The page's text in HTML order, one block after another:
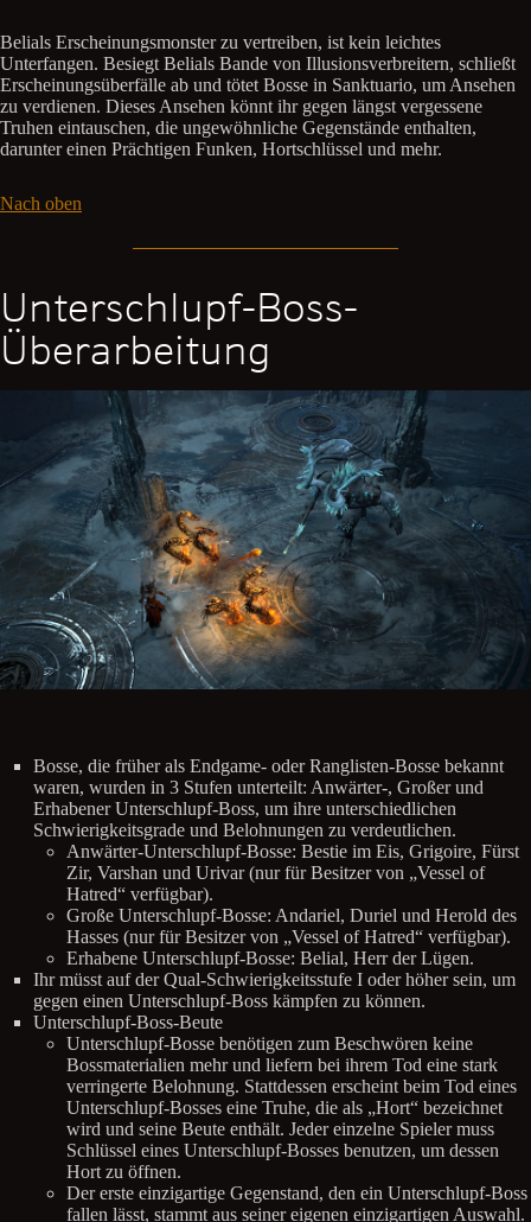
Belials Erscheinungsmonster zu vertreiben, ist kein leichtes
Unterfangen. Besiegt Belials Bande von Illusionsverbreitern, schließt
Erscheinungsüberfälle ab und tötet Bosse in Sanktuario, um Ansehen
zu verdienen. Dieses Ansehen könnt ihr gegen längst vergessene
Truhen eintauschen, die ungewöhnliche Gegenstände enthalten,
darunter einen Prächtigen Funken, Hortschlüssel und mehr.
Nach oben
Unterschlupf-Boss-
Überarbeitung
Bosse, die früher als Endgame- oder Ranglisten-Bosse bekannt
waren, wurden in 3 Stufen unterteilt: Anwärter-, Großer und
Erhabener Unterschlupf-Boss, um ihre unterschiedlichen
Schwierigkeitsgrade und Belohnungen zu verdeutlichen.
Anwärter-Unterschlupf-Bosse: Bestie im Eis, Grigoire, Fürst
Zir, Varshan und Urivar (nur für Besitzer von „Vessel of
Hatred“ verfügbar).
Große Unterschlupf-Bosse: Andariel, Duriel und Herold des
Hasses (nur für Besitzer von „Vessel of Hatred“ verfügbar).
Erhabene Unterschlupf-Bosse: Belial, Herr der Lügen.
Ihr müsst auf der Qual-Schwierigkeitsstufe I oder höher sein, um
gegen einen Unterschlupf-Boss kämpfen zu können.
Unterschlupf-Boss-Beute
Unterschlupf-Bosse benötigen zum Beschwören keine
Bossmaterialien mehr und liefern bei ihrem Tod eine stark
verringerte Belohnung. Stattdessen erscheint beim Tod eines
Unterschlupf-Bosses eine Truhe, die als „Hort“ bezeichnet
wird und seine Beute enthält. Jeder einzelne Spieler muss
Schlüssel eines Unterschlupf-Bosses benutzen, um dessen
Hort zu öffnen.
Der erste einzigartige Gegenstand, den ein Unterschlupf-Boss
fallen lässt, stammt aus seiner eigenen einzigartigen Auswahl.